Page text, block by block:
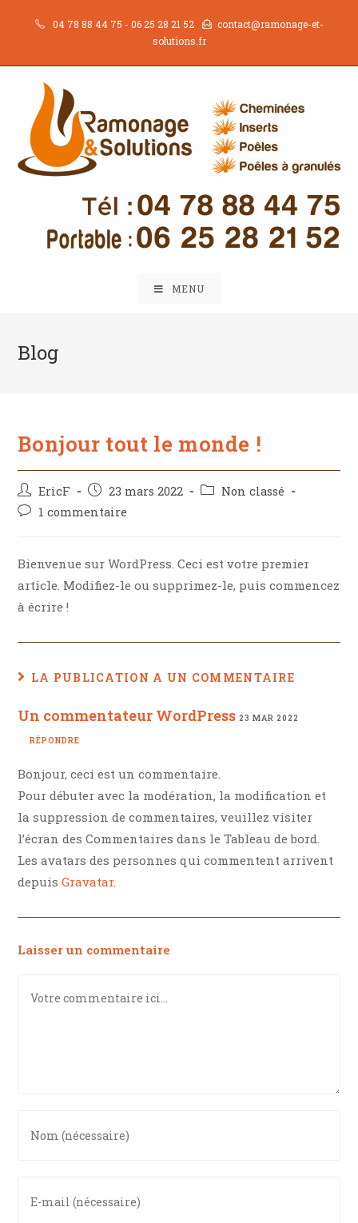
04 78 88 44 75 - 06 25 28 21 52
contact@ramonage-et-
solutions.fr
MENU
Blog
Bonjour tout le monde !
Auteur/autrice
de
EricF
Post
published:
23 mars 2022
PostNon classé
Post1 commentaire
Bienvenue sur WordPress. Ceci est votre premier
article. Modifiez-le ou supprimez-le, puis commencez
à écrire !
LA PUBLICATION A UN COMMENTAIRE
Un commentateur WordPress 23 MAR 2022
RÉPONDRE
Bonjour, ceci est un commentaire.
Pour débuter avec la modération, la modification et
la suppression de commentaires, veuillez visiter
l’écran des Commentaires dans le Tableau de bord.
Les avatars des personnes qui commentent arrivent
depuisGravatar.
Laisser un commentaire
your
username
your